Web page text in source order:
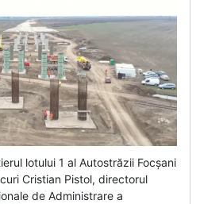
lotului 1 al Autostrăzii Focșani
Cristian Pistol, directorul
de Administrare a